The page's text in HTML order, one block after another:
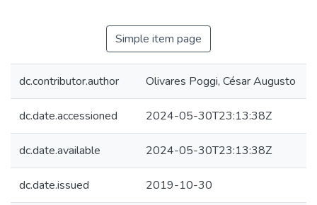
Simple item page
dc.contributor.author Olivares Poggi, César Augusto
dc.date.accessioned 2024-05-30T23:13:38Z
dc.date.available 2024-05-30T23:13:38Z
dc.date.issued 2019-10-30